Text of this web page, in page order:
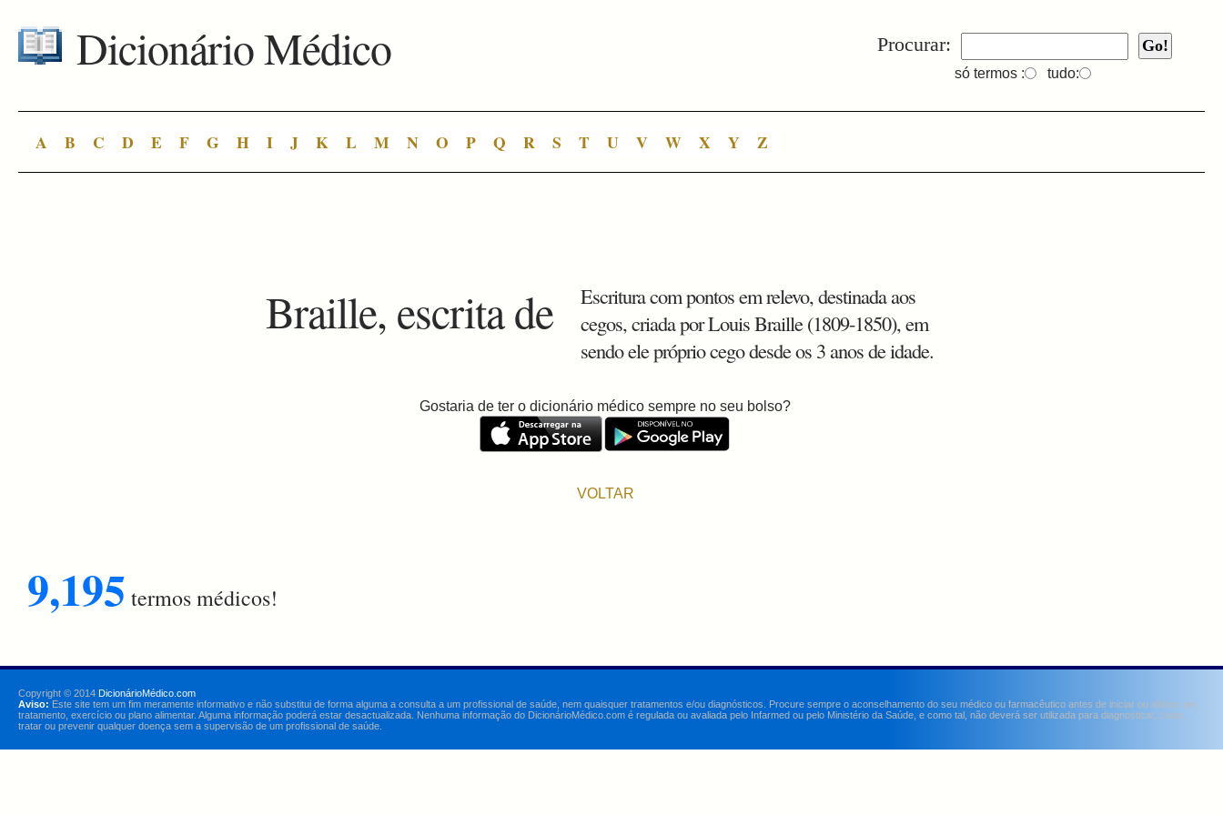
Procurar:
só termos : tudo:
Dicionário Médico
A B C D E F G H I J K L M N O P Q R S T U V W X Y Z
Braille, escrita de
Escritura com pontos em relevo, destinada aos
cegos, criada por Louis Braille (1809-1850), em
sendo ele próprio cego desde os 3 anos de idade.
Gostaria de ter o dicionário médico sempre no seu bolso?
VOLTAR
9,195 termos médicos!
Copyright © 2014 DicionárioMédico.com
Aviso: Este site tem um fim meramente informativo e não substitui de forma alguma a consulta a um profissional de saúde, nem quaisquer tratamentos e/ou diagnósticos. Procure sempre o aconselhamento do seu médico ou farmacêutico antes de iniciar ou alterar um
tratamento, exercício ou plano alimentar. Alguma informação poderá estar desactualizada. Nenhuma informação do DicionárioMédico.com é regulada ou avaliada pelo Infarmed ou pelo Ministério da Saúde, e como tal, não deverá ser utilizada para diagnosticar, curar,
tratar ou prevenir qualquer doença sem a supervisão de um profissional de saúde.